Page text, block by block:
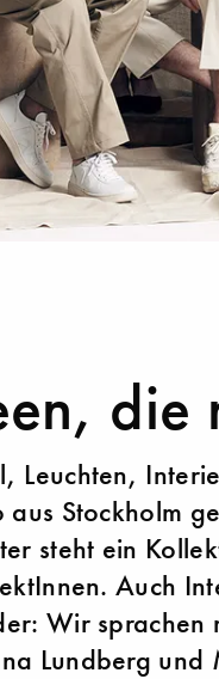
die
Leuchten,
aus Stockholm
steht ein
Auch
Wir
Lundberg und